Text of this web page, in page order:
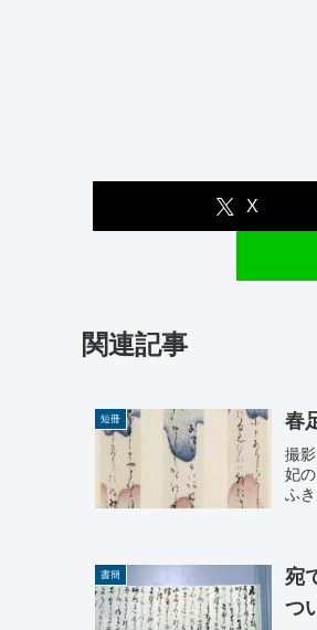
X
関連記事
短冊 春
撮
妃
ふ
書簡
宛
つ